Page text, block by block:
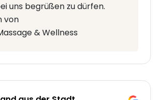
uns begrüßen zu dürfen.
von
& Wellness